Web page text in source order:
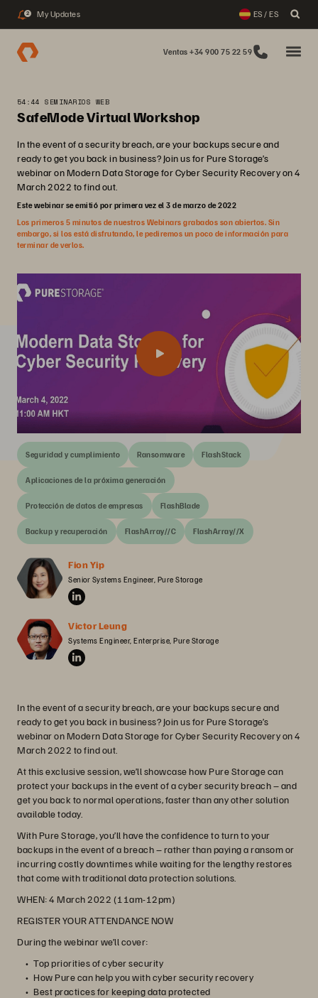
2 My Updates ES / ES
Ventas +34 900 75 22 59
54:44 SEMINARIOS WEB
SafeMode Virtual Workshop
In the event of a security breach, are your backups secure and
ready to get you back in business? Join us for Pure Storage’s
webinar on Modern Data Storage for Cyber Security Recovery on 4
March 2022 to find out.
Este webinar se emitió por primera vez el 3 de marzo de 2022
Los primeros 5 minutos de nuestros Webinars grabados son abiertos. Sin
embargo, si los está disfrutando, le pediremos un poco de información para
terminar de verlos.
Seguridad y cumplimiento Ransomware FlashStack
Aplicaciones de la próxima generación
Protección de datos de empresas FlashBlade
Backup y recuperación FlashArray//C FlashArray//X
Fion Yip
Senior Systems Engineer, Pure Storage
Victor Leung
Systems Engineer, Enterprise, Pure Storage
In the event of a security breach, are your backups secure and
ready to get you back in business? Join us for Pure Storage’s
webinar on Modern Data Storage for Cyber Security Recovery on 4
March 2022 to find out.
At this exclusive session, we’ll showcase how Pure Storage can
protect your backups in the event of a cyber security breach – and
get you back to normal operations, faster than any other solution
available today.
With Pure Storage, you’ll have the confidence to turn to your
backups in the event of a breach – rather than paying a ransom or
incurring costly downtimes while waiting for the lengthy restores
that come with traditional data protection solutions.
WHEN:4 March 2022 (11am-12pm)
REGISTER YOUR ATTENDANCE NOW
During the webinar we’ll cover:
Top priorities of cyber security
How Pure can help you with cyber security recovery
Best practices for keeping data protected